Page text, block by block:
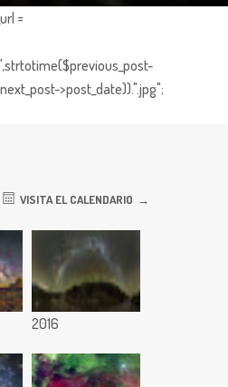
=
>post_date)).".jpg";
VISITA EL CALENDARIO
2016